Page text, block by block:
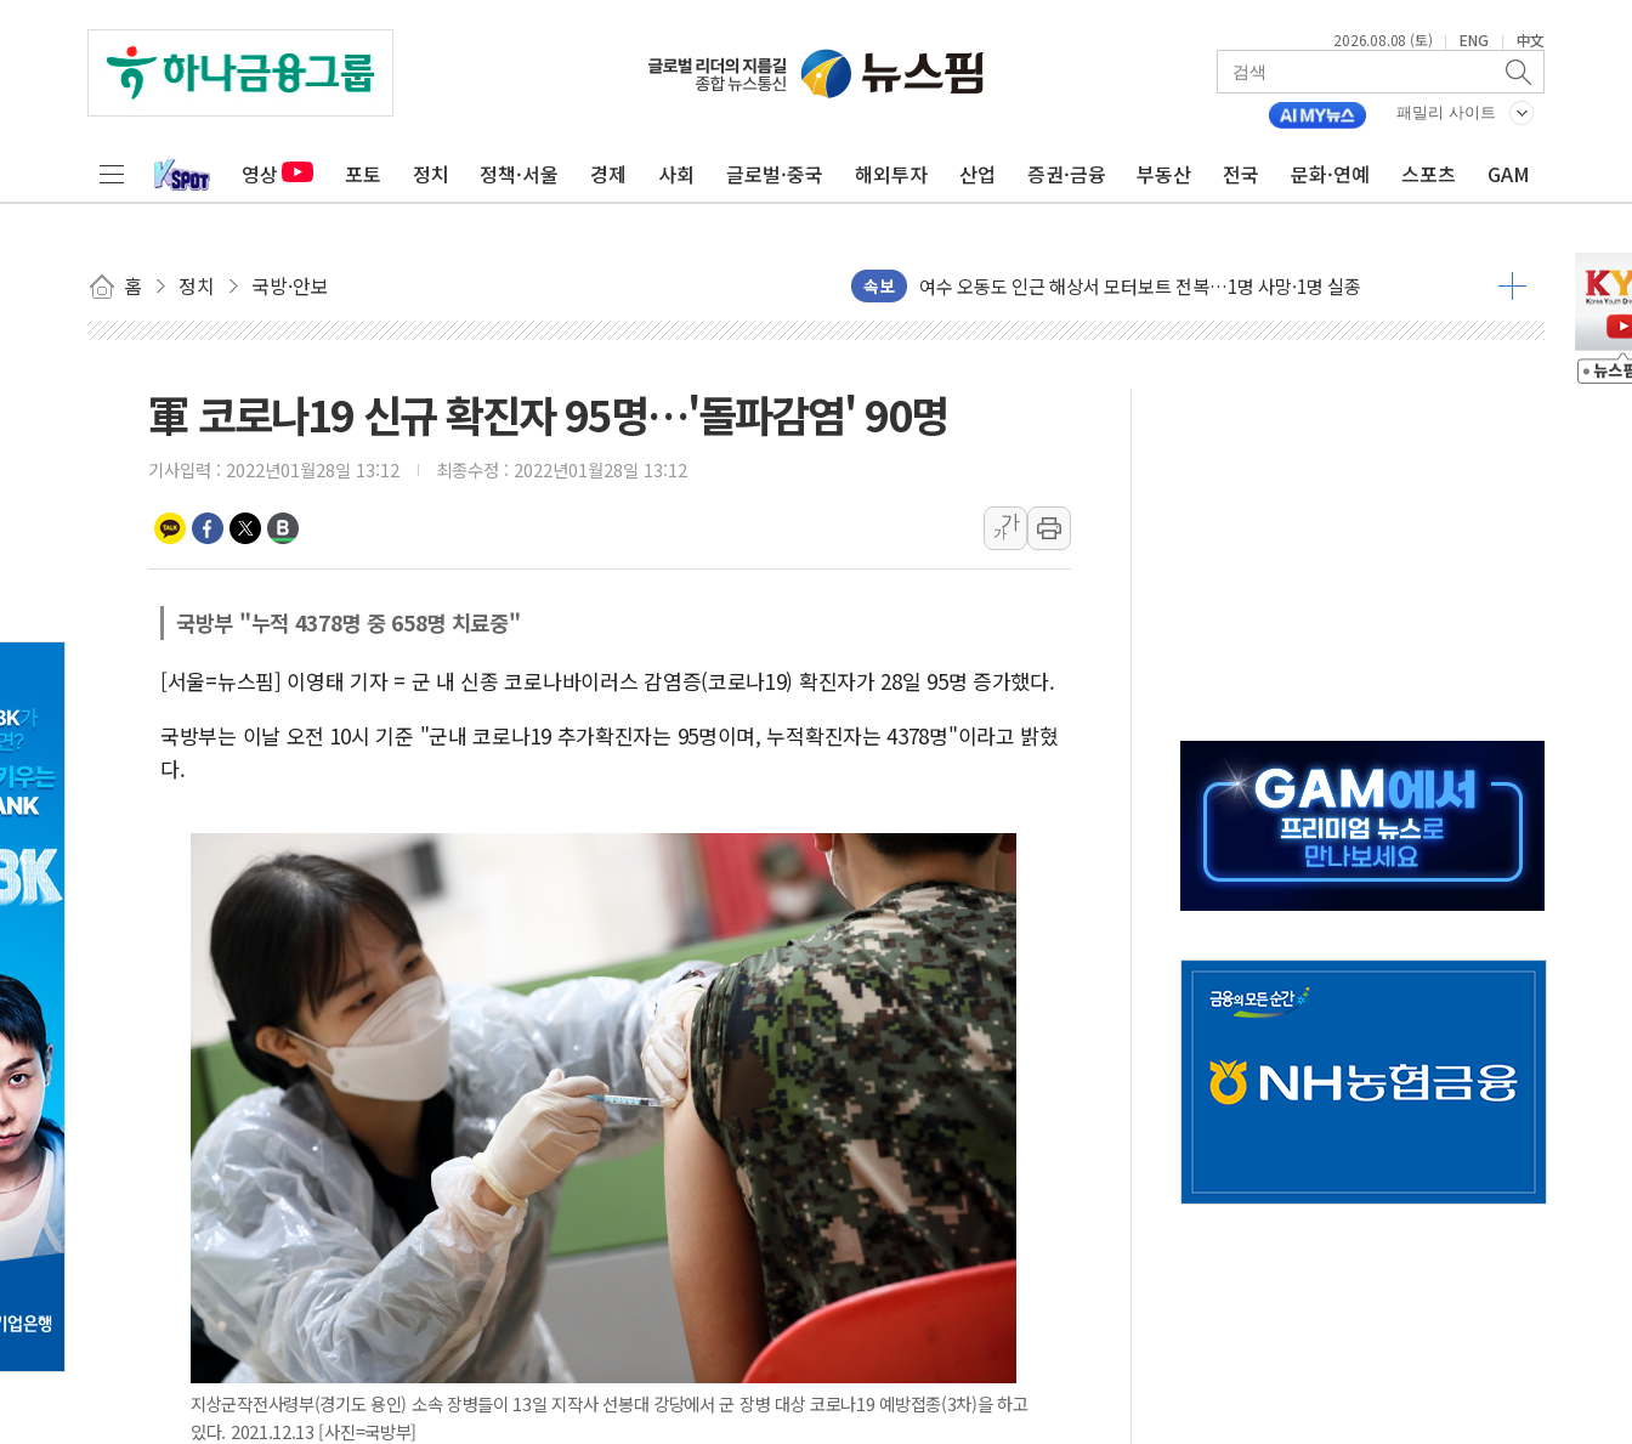
2026.08.08 (토) | ENG | 中文
패밀리 사이트
영상 포토 정치 정책·서울 경제 사회 글로벌·중국 해외투자 산업 증권·금융 부동산 전국 문화·연예 스포츠 GAM
홈 정치 국방·안보 속보
이번주 국내 주요 금융일정(8.10~8.14)
美, 이란전 출구전략 만지작…공습 한계·탄약 부족 현실화
폐기물 수거하다 참변…60대 환경미화원 수거차에 치여 사망
서울 중랑구 주택가서 흉기 난동…60대 남성 2명 숨져
여수 오동도 인근 해상서 모터보트 전복…1명 사망·1명 실종
추미애, '위안부' 피해자 기림의 날 참석..."국제적 시민 연대로 목소리 내야"
인천서 말다툼 중 어머니 흉기 살해 10대 아들 체포
'화합' 꺼낸 김민석에 '뻔뻔' 받아친 정청래…제주 연설서 신경전 고조
동해중부 전 해상 풍랑주의보…10일까지 최대 3.5m 높은 물결
연일 폭염에 온열질환 사망 23명…정부, 비상대응기구 가동
中 전방위 아파트 부양, 수도 베이징도 부동산 규제 철폐
강원 중·남부 동해안 시간당 50mm 이상 폭우…호우경보 발효
청양 밭에서 일하던 90대 숨져…온열질환 여부 조사
폭염에 車 운전면허 기능시험 오전 집중 편성…체감온도 38도 넘으면 중단
軍 코로나19 신규 확진자 95명…'돌파감염' 90명
기사입력 : 2022년01월28일 13:12 최종수정 : 2022년01월28일 13:12
가
가
국방부 "누적 4378명 중 658명 치료중"
[서울=뉴스핌] 이영태 기자 = 군 내 신종 코로나바이러스 감염증(코로나19) 확진자가 28일 95명 증가했다.
국방부는 이날 오전 10시 기준 "군내 코로나19 추가확진자는 95명이며, 누적확진자는 4378명"이라고 밝혔
다.
지상군작전사령부(경기도 용인) 소속 장병들이 13일 지작사 선봉대 강당에서 군 장병 대상 코로나19 예방접종(3차)을 하고
있다. 2021.12.13 [사진=국방부]